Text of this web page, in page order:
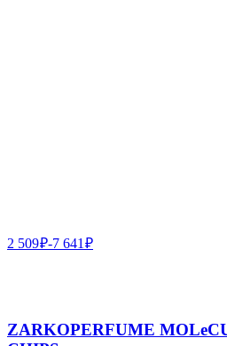
2 509₽-7 641 ₽
ZARKOPERFUME